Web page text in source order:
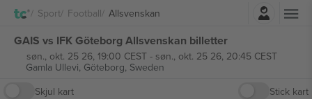
Sport Football Allsvenskan
GAIS vs IFK Göteborg Allsvenskan billetter
søn., okt. 25 26, 19:00 CEST- søn., okt. 25 26, 20:45 CEST
Gamla Ullevi, Göteborg, Sweden
Skjul kart
Stick kart